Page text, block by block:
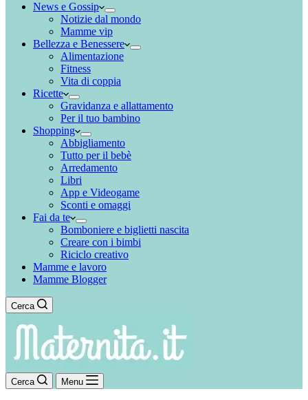
News e Gossip
Notizie dal mondo
Mamme vip
Bellezza e Benessere
Alimentazione
Fitness
Vita di coppia
Ricette
Gravidanza e allattamento
Per il tuo bambino
Shopping
Abbigliamento
Tutto per il bebè
Arredamento
Libri
App e Videogame
Sconti e omaggi
Fai da te
Bomboniere e biglietti nascita
Creare con i bimbi
Riciclo creativo
Mamme e lavoro
Mamme Blogger
Cerca
Cerca Menu